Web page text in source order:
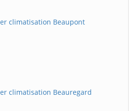
climatisation Beaupont
climatisation Beauregard